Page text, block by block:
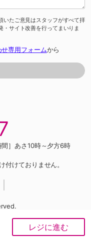
レジに進む
いたご意見はスタッフがすべて拝
・サイト改善を行ってまいりま
専用フォームから
］あさ10時～夕方6時
付けておりません。